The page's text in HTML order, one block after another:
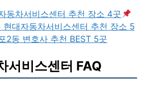
동차서비스센터 추천 장소 4곳
현대자동차서비스센터 추천 장소 5
2동 변호사 추천 BEST 5곳
서비스센터 FAQ